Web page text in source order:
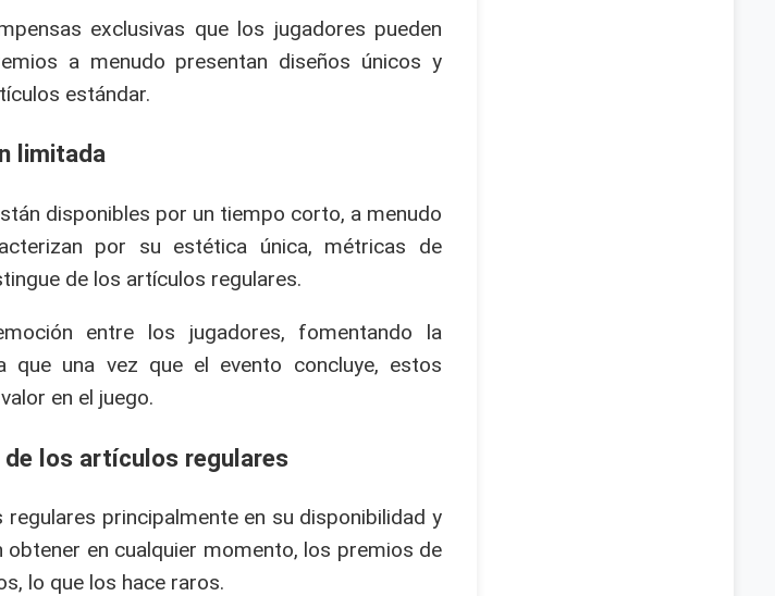
exclusivas que los jugadores pueden
a menudo presentan diseños únicos y
estándar.
limitada
disponibles por un tiempo corto, a menudo
por su estética única, métricas de
de los artículos regulares.
entre los jugadores, fomentando la
que una vez que el evento concluye, estos
en el juego.
los artículos regulares
principalmente en su disponibilidad y
en cualquier momento, los premios de
lo que los hace raros.